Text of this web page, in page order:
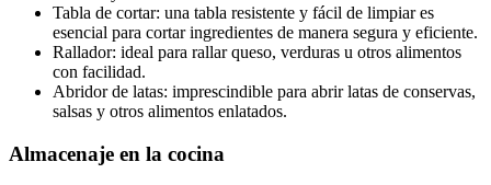
Tabla de cortar: una tabla resistente y fácil de limpiar es
esencial para cortar ingredientes de manera segura y eficiente.
Rallador: ideal para rallar queso, verduras u otros alimentos
con facilidad.
Abridor de latas: imprescindible para abrir latas de conservas,
salsas y otros alimentos enlatados.
Almacenaje en la cocina